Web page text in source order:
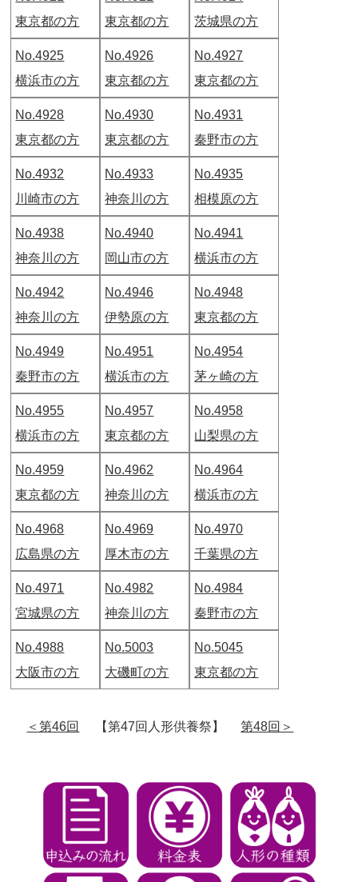
東京都の方
東京都の方
茨城県の方
No.4925
横浜市の方
No.4926
東京都の方
No.4927
東京都の方
No.4928
東京都の方
No.4930
東京都の方
No.4931
秦野市の方
No.4932
川崎市の方
No.4933
神奈川の方
No.4935
相模原の方
No.4938
神奈川の方
No.4940
岡山市の方
No.4941
横浜市の方
No.4942
神奈川の方
No.4946
伊勢原の方
No.4948
東京都の方
No.4949
秦野市の方
No.4951
横浜市の方
No.4954
茅ヶ崎の方
No.4955
横浜市の方
No.4957
東京都の方
No.4958
山梨県の方
No.4959
東京都の方
No.4962
神奈川の方
No.4964
横浜市の方
No.4968
広島県の方
No.4969
厚木市の方
No.4970
千葉県の方
No.4971
宮城県の方
No.4982
神奈川の方
No.4984
秦野市の方
No.4988
大阪市の方
No.5003
大磯町の方
No.5045
東京都の方
＜第46回 【第47回人形供養祭】第48回＞